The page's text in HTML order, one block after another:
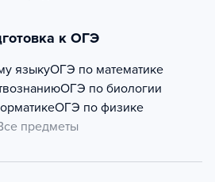
к ОГЭ
языкуОГЭ по математике
ОГЭ по биологии
ОГЭ по физике
предметы